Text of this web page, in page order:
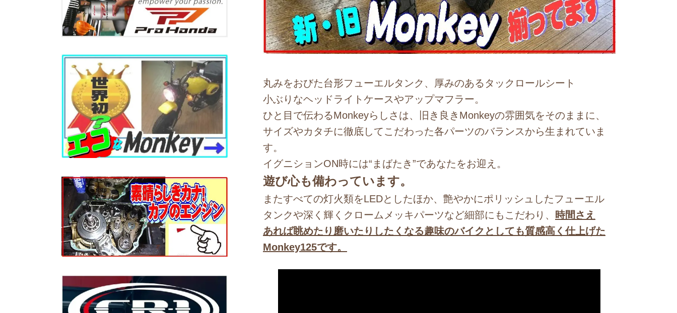
丸みをおびた台形フューエルタンク、厚みのあるタックロールシート
小ぶりなヘッドライトケースやアップマフラー。
ひと目で伝わるMonkeyらしさは、旧き良きMonkeyの雰囲気をそのままに、
サイズやカタチに徹底してこだわった各パーツのバランスから生まれていま
す。
イグニションON時には“まばたき”であなたをお迎え。
遊び心も備わっています。
またすべての灯火類をLEDとしたほか、艶やかにポリッシュしたフューエル
タンクや深く輝くクロームメッキパーツなど細部にもこだわり、
時間さえ
あれば眺めたり磨いたりしたくなる趣味のバイクとしても質感高く仕上げた
Monkey125です。